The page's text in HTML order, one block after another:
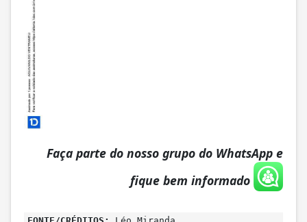
Faça parte do nosso grupo do WhatsApp e
fique bem informado